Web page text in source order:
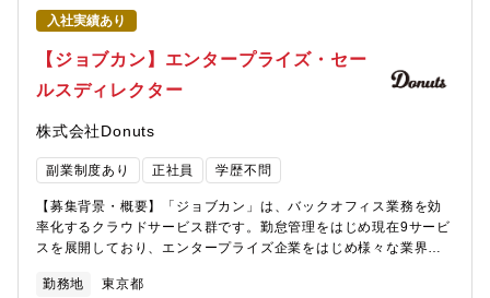
任せ致します。業務の中でグローバルとの連携時等積極的に活用
キャリアを目指せます。また、社内異動制度を活用し、他部署や
別領域へキャリアを広げることも可能で、長期的なキャリアの選
択肢が豊富です。・異常値の分析やレポート改善、経営管理の高
度化など、決められた業務をこなすだけではなく、自ら課題を見
つけ、最適なアウトプットを提案・実行することが期待されてい
ます。
カンパニーです。グローバル市場においては、現地での実績を着
実に重ね、プレゼンスを高め、さらなる成長を図っています。・
中長期的な事業成長へ向けた、マーケティング活動拡大のための
採用です。【働き方】原則出社いただきますが、育児や介護事由
により在宅勤務制度の活用も可能です。【雇用形態補足】三菱重
ズ（株））に出向という形態を採っております。入社後の給与水
準や福利厚生、勤務体系等は三菱重工業の社員と同一となりま
す。【同社について】・三菱グループの創業者岩崎彌太郎は政府
業を開始したことを契機に1884年に創業した同社は発電プラント
などの社会インフラ、船舶、航空機などの輸送機器、大型ロケッ
トなどの宇宙機器に至るまで、エンジニアリングとものづくりの
グローバルリーダーとして、社会を牽引しております。・直近
入社実績あり
【ジョブカン】エンタープライズ・セー
ルスディレクター
株式会社Donuts
副業制度あり 正社員 学歴不問
【募集背景・概要】「ジョブカン」は、バックオフィス業務を効
率化するクラウドサービス群です。勤怠管理をはじめ現在9サービ
スを展開しており、エンタープライズ企業をはじめ様々な業界か
て、エンタープライズ市場における営業戦略を牽引できるリーダ
勤務地 東京都